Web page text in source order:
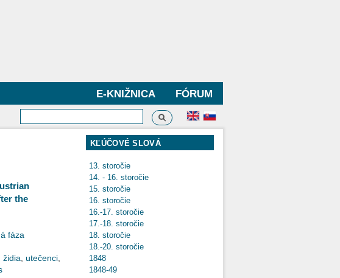
FÓRUM
E-KNIŽNICA
Vyhľadávanie
Vyhľadávanie
the
fáza
židia utečenci
KĽÚČOVÉ SLOVÁ
13. storočie
14. - 16. storočie
15. storočie
16. storočie
16.-17. storočie
17.-18. storočie
18. storočie
18.-20. storočie
1848
1848-49